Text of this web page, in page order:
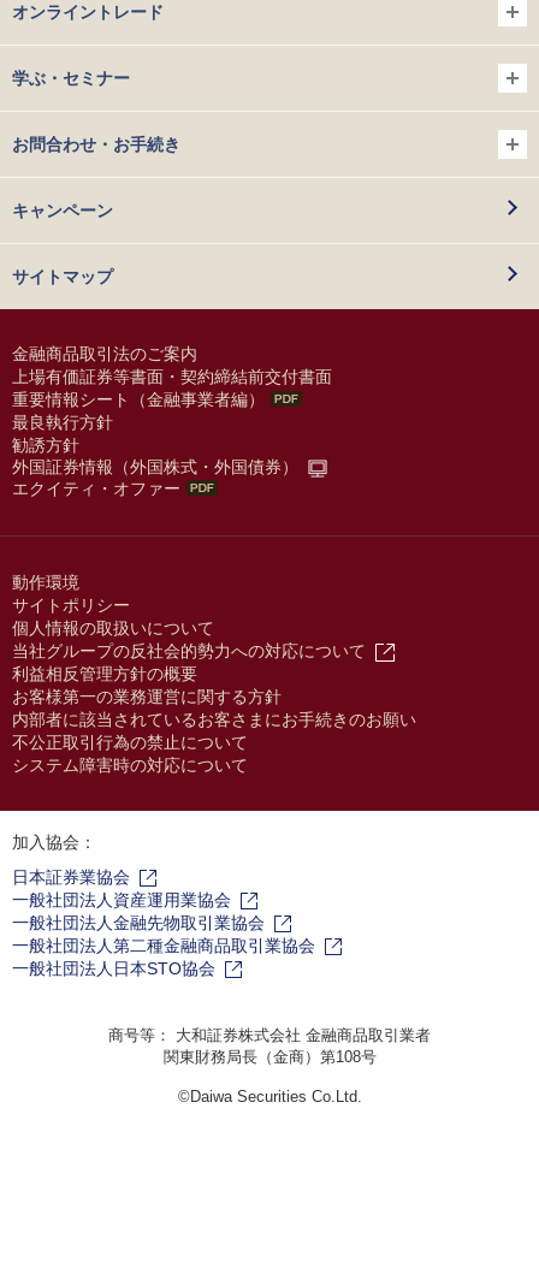
オンライントレード
学ぶ・セミナー
お問合わせ・お手続き
キャンペーン
サイトマップ
金融商品取引法のご案内
上場有価証券等書面・契約締結前交付書面
重要情報シート（金融事業者編）
最良執行方針
勧誘方針
外国証券情報（外国株式・外国債券）
エクイティ・オファー
動作環境
サイトポリシー
個人情報の取扱いについて
当社グループの反社会的勢力への対応について
利益相反管理方針の概要
お客様第一の業務運営に関する方針
内部者に該当されているお客さまにお手続きのお願い
不公正取引行為の禁止について
システム障害時の対応について
加入協会：
日本証券業協会
一般社団法人資産運用業協会
一般社団法人金融先物取引業協会
一般社団法人第二種金融商品取引業協会
一般社団法人日本STO協会
商号等： 大和証券株式会社 金融商品取引業者
関東財務局長（金商）第108号
©Daiwa Securities Co.Ltd.